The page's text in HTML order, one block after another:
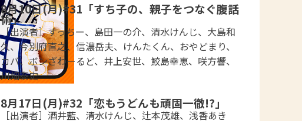
8月10日(月)#31「すち子の、親子をつなぐ腹話
術」
［出演者］すっちー、島田一の介、清水けんじ、大島和
久、今別府直之、信濃岳夫、けんたくん、おやどまり、
カバ、ボンざわーるど、井上安世、鮫島幸恵、咲方響、
川畑泰史
8月17日(月)#32「恋もうどんも頑固一徹!?」
［出演者］酒井藍、清水けんじ、辻本茂雄、浅香あき